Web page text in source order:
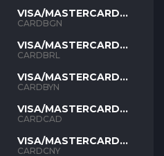
VISA/MASTERCARD
BGN
CARDBGN
VISA/MASTERCARD
BRL
CARDBRL
VISA/MASTERCARD
BYN
CARDBYN
VISA/MASTERCARD
CAD
CARDCAD
VISA/MASTERCARD
CNY
CARDCNY